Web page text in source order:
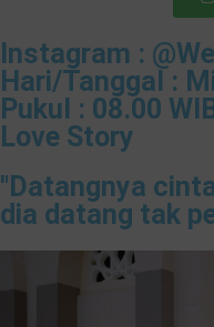
Instagram :
Hari/Tanggal :
Pukul : 08.00
Love Story
"Datangnya
dia datang tak